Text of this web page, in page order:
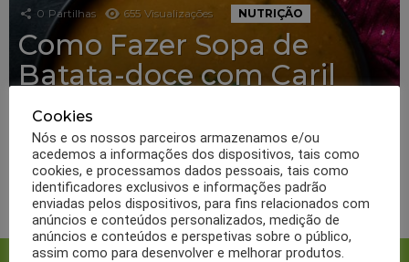
0 Partilhas 655 Visualizações NUTRIÇÃO
Como Fazer Sopa de
Batata-doce com Caril
indicada para reduzir o
Colesterol
LER MAIS
Cookies
Nós e os nossos parceiros armazenamos e/ou
acedemos a informações dos dispositivos, tais como
cookies, e processamos dados pessoais, tais como
identificadores exclusivos e informações padrão
enviadas pelos dispositivos, para fins relacionados com
anúncios e conteúdos personalizados, medição de
anúncios e conteúdos e perspetivas sobre o público,
assim como para desenvolver e melhorar produtos.